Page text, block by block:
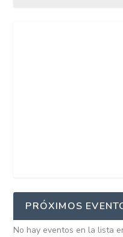
PRÓXIMOS
No hay eventos en la lista